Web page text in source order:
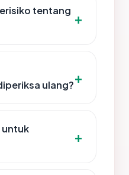
tentang
ulang?
untuk